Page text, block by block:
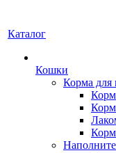
Каталог
Кошки
Корма для